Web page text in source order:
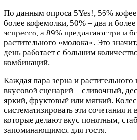
По данным опроса 5Yes!, 56%
более кофемолки, 50% – два и
эспрессо, а 89% предлагают три и
растительного «молока». Это
день работает с большим
комбинаций.
Каждая пара зерна и растительного
вкусовой сценарий – сливочный,
яркий, фруктовый или мягкий.
систематизировать эти сочетания
которые делают вкус понятным,
запоминающимся для гостя.